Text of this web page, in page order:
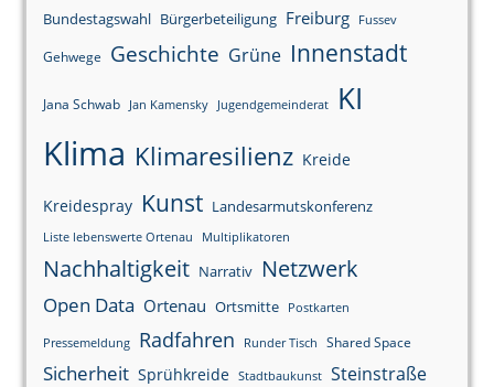
Bundestagswahl Bürgerbeteiligung Freiburg Fussev
Gehwege Geschichte Grüne Innenstadt
Jana Schwab Jan Kamensky Jugendgemeinderat KI
Klima Klimaresilienz Kreide
Kreidespray Kunst Landesarmutskonferenz
Liste lebenswerte Ortenau Multiplikatoren
Nachhaltigkeit Narrativ Netzwerk
Open Data Ortenau Ortsmitte Postkarten
Pressemeldung Radfahren Runder Tisch Shared Space
Sicherheit Sprühkreide Stadtbaukunst Steinstraße